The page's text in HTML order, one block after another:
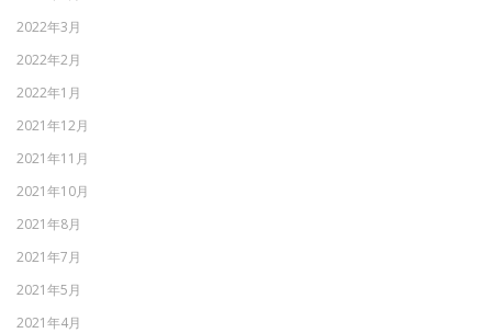
2022年3月
2022年2月
2022年1月
2021年12月
2021年11月
2021年10月
2021年8月
2021年7月
2021年5月
2021年4月